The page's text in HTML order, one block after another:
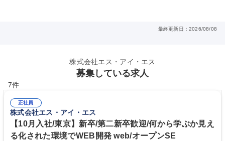
最終更新日：2026/08/08
株式会社エス・アイ・エス
募集している求人
7件
正社員
株式会社エス・アイ・エス
【10月入社/東京】新卒/第二新卒歓迎/何から学ぶか見え
る化された環境でWEB開発 web/オープンSE